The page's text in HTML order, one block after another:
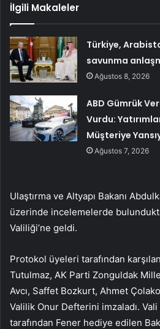
İlgili Makaleler
Türkiye,
savunma
Ağustos 8, 2026
ABD Gümrük
Vurdu:
Müşteriye
Ağustos 7, 2026
Ulaştırma ve Altyapı Bakanı
üzerinde incelemelerde
Valiliği’ne geldi.
Protokol üyeleri tarafından
Tutulmaz, AK Parti Zonguldak
Avcı, Saffet Bozkurt, Ahmet
Valilik Onur Defterini imzaladı.
tarafından Fener hediye edilen